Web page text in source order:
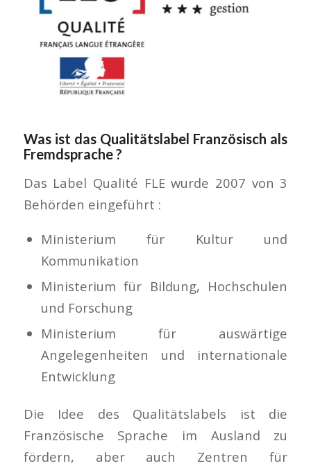
Was ist das Qualitätslabel Französisch als
Fremdsprache ?
Das Label Qualité FLE wurde 2007 von 3
Behörden eingeführt :
Ministerium für Kultur und
Kommunikation
Ministerium für Bildung, Hochschulen
und Forschung
Ministerium für auswärtige
Angelegenheiten und internationale
Entwicklung
Die Idee des Qualitätslabels ist die
Französische Sprache im Ausland zu
fördern, aber auch Zentren für